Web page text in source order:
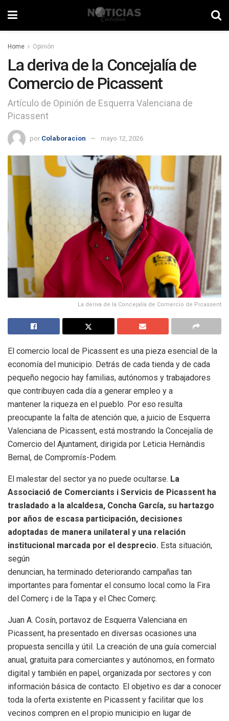
Home Opinión
La deriva de la Concejalía de
Comercio de Picassent
Artículo de Opinión de Esquerra Valenciana de
Picassent
por Colaboracion mayo 12, 2026
La deriva de la Concejalía de Comercio de Picassent
El comercio local de Picassent es una pieza esencial de la
economía del municipio. Detrás de cada tienda y de cada
pequeño negocio hay familias, autónomos y trabajadores
que contribuyen cada día a generar empleo y a
mantener la riqueza en el pueblo. Por eso resulta
preocupante la falta de atención que, a juicio de Esquerra
Valenciana de Picassent, está mostrando la Concejalía de
Comercio del Ajuntament, dirigida por Leticia Hernàndis
Bernal, de Compromís-Podem.
El malestar del sector ya no puede ocultarse. La
Associació de Comerciants i Servicis de Picassent ha
trasladado a la alcaldesa, Concha García, su hartazgo
por años de escasa participación, decisiones
adoptadas de manera unilateral y una relación
institucional marcada por el desprecio. Esta situación,
según
denuncian, ha terminado deteriorando campañas tan
importantes para fomentar el consumo local como la Fira
del Comerç i de la Tapa y el Chec Comerç.
Juan A. Cosín, portavoz de Esquerra Valenciana en
Picassent, ha presentado en diversas ocasiones una
propuesta sencilla y útil. La creación de una guía comercial
anual, gratuita para comerciantes y autónomos, en formato
digital y también en papel, organizada por sectores y con
información básica de contacto. El objetivo es dar a conocer
toda la oferta existente en Picassent y facilitar que los
vecinos compren en el propio municipio en lugar de